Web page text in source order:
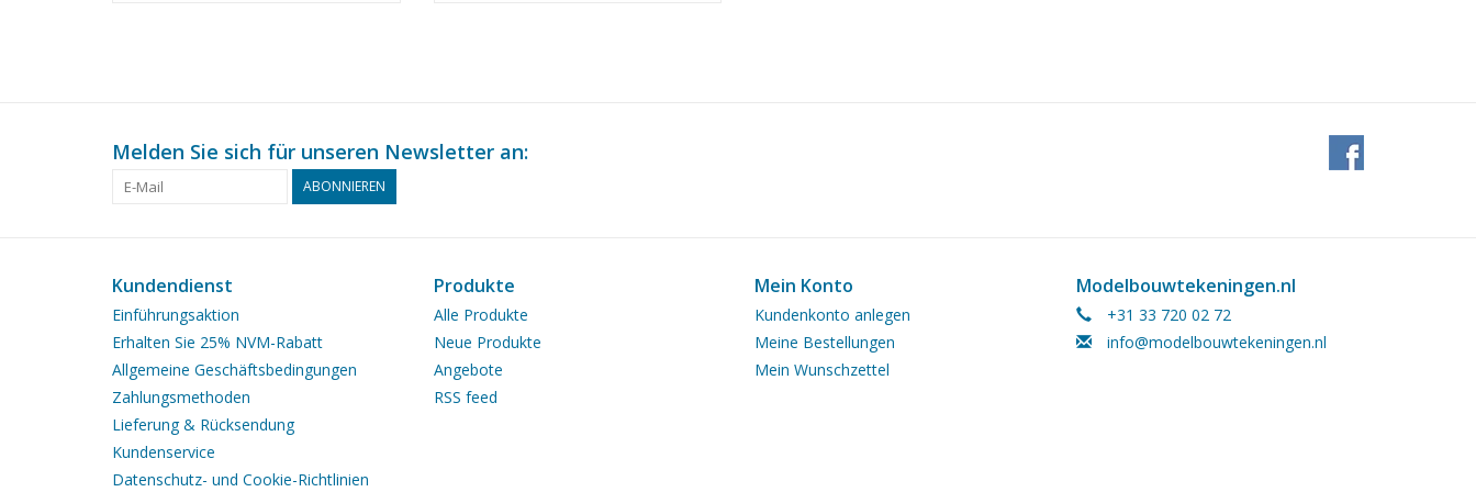
Melden Sie sich für unseren Newsletter an:
ABONNIEREN
Kundendienst
Einführungsaktion
Erhalten Sie 25% NVM-Rabatt
Allgemeine Geschäftsbedingungen
Zahlungsmethoden
Lieferung & Rücksendung
Kundenservice
Datenschutz- und Cookie-Richtlinien
Produkte
Alle Produkte
Neue Produkte
Angebote
RSS feed
Mein Konto
Kundenkonto anlegen
Meine Bestellungen
Mein Wunschzettel
Modelbouwtekeningen.nl
+31 33 720 02 72
info@modelbouwtekeningen.nl